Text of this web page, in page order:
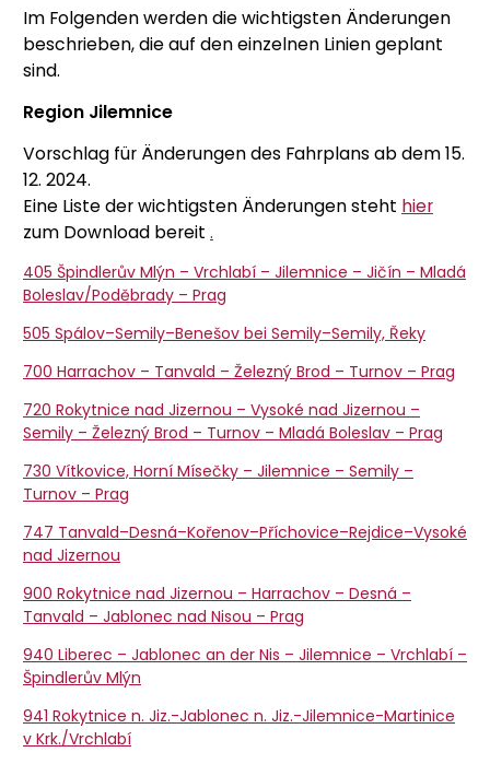
Im Folgenden werden die wichtigsten Änderungen
beschrieben, die auf den einzelnen Linien geplant
sind.
Region Jilemnice
Vorschlag für Änderungen des Fahrplans ab dem 15.
12. 2024.
Eine Liste der wichtigsten Änderungen steht hier
zum Download bereit .
405 Špindlerův Mlýn – Vrchlabí – Jilemnice – Jičín – Mladá
Boleslav/Poděbrady – Prag
505 Spálov–Semily–Benešov bei Semily–Semily, Řeky
700 Harrachov – Tanvald – Železný Brod – Turnov – Prag
720 Rokytnice nad Jizernou – Vysoké nad Jizernou –
Semily – Železný Brod – Turnov – Mladá Boleslav – Prag
730 Vítkovice, Horní Mísečky – Jilemnice – Semily –
Turnov – Prag
747 Tanvald–Desná–Kořenov–Příchovice–Rejdice–Vysoké
nad Jizernou
900 Rokytnice nad Jizernou – Harrachov – Desná –
Tanvald – Jablonec nad Nisou – Prag
940 Liberec – Jablonec an der Nis – Jilemnice – Vrchlabí –
Špindlerův Mlýn
941 Rokytnice n. Jiz.-Jablonec n. Jiz.-Jilemnice-Martinice
v Krk./Vrchlabí